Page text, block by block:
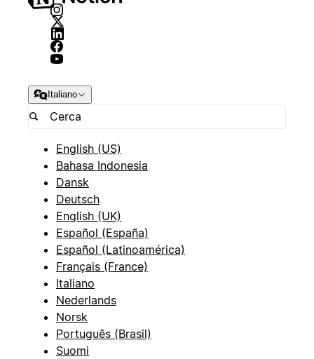
Italiano
English (US)
Bahasa Indonesia
Dansk
Deutsch
English (UK)
Español (España)
Español (Latinoamérica)
Français (France)
Italiano
Nederlands
Norsk
Português (Brasil)
Suomi